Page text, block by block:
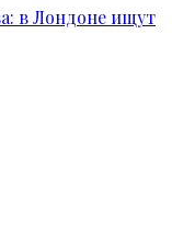
в Лондоне ищут